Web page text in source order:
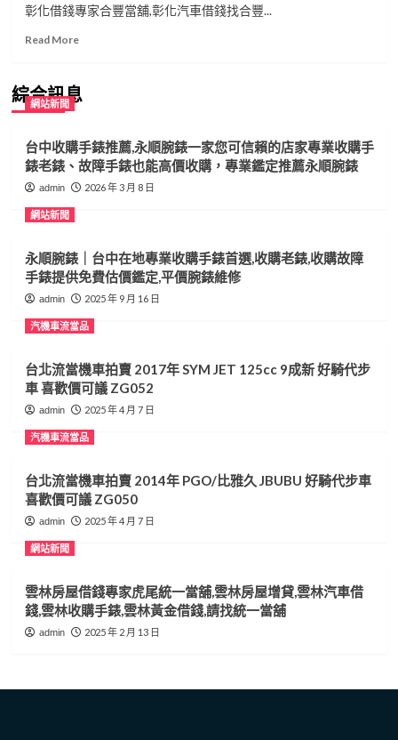
彰化借錢專家合豐當舖,彰化汽車借錢找合豐...
Read MoreRead
彰
化
錢
專
家
合
彰
化
房
屋
借
化
汽
車
錢,
化
收
購
手
黃
金
借
綜合訊息
網站新聞
台中收購手錶推薦,永順腕錶一家您可信賴的店家專業收購手
錶老錶、故障手錶也能高價收購，專業鑑定推薦永順腕錶
admin 2026 年 3 月 8 日
網站新聞
永順腕錶｜台中在地專業收購手錶首選,收購老錶,收購故障
手錶提供免費估價鑑定,平價腕錶維修
admin 2025 年 9 月 16 日
汽機車流當品
台北流當機車拍賣 2017年 SYM JET 125cc 9成新 好騎代步
車 喜歡價可議 ZG052
admin 2025 年 4 月 7 日
汽機車流當品
台北流當機車拍賣 2014年 PGO/比雅久 JBUBU 好騎代步車
喜歡價可議 ZG050
admin 2025 年 4 月 7 日
網站新聞
雲林房屋借錢專家虎尾統一當舖,雲林房屋增貸,雲林汽車借
錢,雲林收購手錶,雲林黃金借錢,請找統一當舖
admin 2025 年 2 月 13 日